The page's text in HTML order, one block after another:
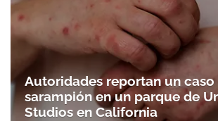
Autoridades reportan un caso
sarampión en un parque de
Studios en California